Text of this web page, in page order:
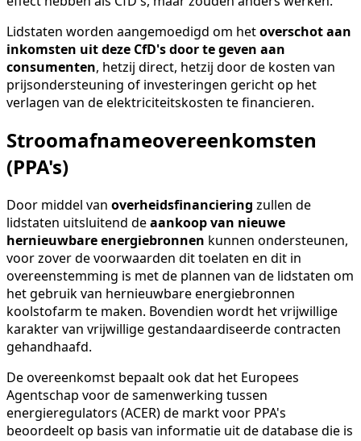
Lidstaten worden aangemoedigd om hetoverschot aan
inkomsten uit deze CfD's door te geven aan
consumenten, hetzij direct, hetzij door de kosten van
prijsondersteuning of investeringen gericht op het
verlagen van de elektriciteitskosten te financieren.
Stroomafnameovereenkomsten
(PPA's)
Door middel van overheidsfinanciering zullen de
lidstaten uitsluitend deaankoop van nieuwe
hernieuwbare energiebronnen kunnen ondersteunen,
voor zover de voorwaarden dit toelaten en dit in
overeenstemming is met de plannen van de lidstaten om
het gebruik van hernieuwbare energiebronnen
koolstofarm te maken. Bovendien wordt het vrijwillige
karakter van vrijwillige gestandaardiseerde contracten
gehandhaafd.
De overeenkomst bepaalt ook dat het Europees
Agentschap voor de samenwerking tussen
energieregulators (ACER) de markt voor PPA's
beoordeelt op basis van informatie uit de database die is